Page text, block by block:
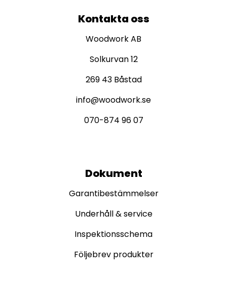
Kontakta oss
Woodwork AB
Solkurvan 12
269 43 Båstad
info@woodwork.se
070-874 96 07
Dokument
Garantibestämmelser
Underhåll & service
Inspektionsschema
Följebrev produkter